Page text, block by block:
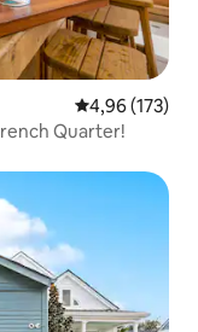
Évaluation
4,96 (173)
Quarter!